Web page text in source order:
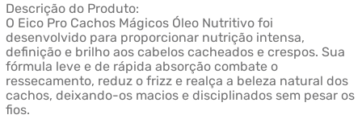
Descrição do Produto:
O Eico Pro Cachos Mágicos Óleo Nutritivo foi
desenvolvido para proporcionar nutrição intensa,
definição e brilho aos cabelos cacheados e crespos. Sua
fórmula leve e de rápida absorção combate o
ressecamento, reduz o frizz e realça a beleza natural dos
cachos, deixando-os macios e disciplinados sem pesar os
fios.